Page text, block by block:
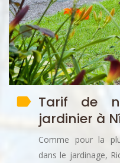
Tarif de
jardinier à
Comme pour la
dans le jardinage,